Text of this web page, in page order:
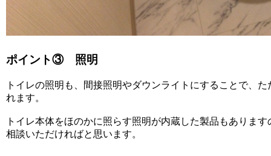
ポイント③ 照明
トイレの照明も、間接照明やダウンライトにすることで、
れます。
トイレ本体をほのかに照らす照明が内蔵した製品もありま
相談いただければと思います。